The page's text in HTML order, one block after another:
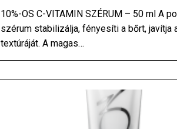
10%-OS C-VITAMIN SZÉRUM – 50 ml A
szérum stabilizálja, fényesíti a bőrt, javítja
textúráját. A magas…